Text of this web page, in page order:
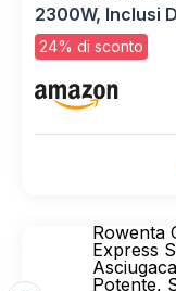
2300W, Inclusi
Concentatore.
Combinazioni
fredda
24% di sconto
Rowenta
Express
Potente,